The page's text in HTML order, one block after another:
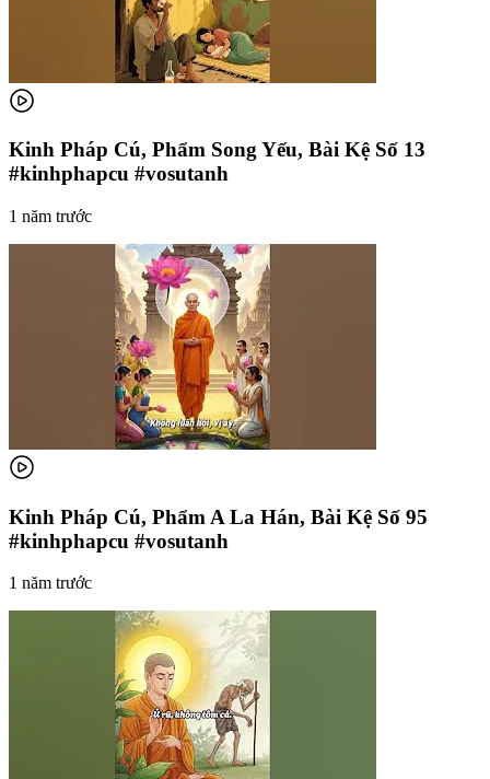
Kinh Pháp Cú, Phẩm Song Yếu, Bài Kệ Số 13
#kinhphapcu #vosutanh
1 năm trước
Kinh Pháp Cú, Phẩm A La Hán, Bài Kệ Số 95
#kinhphapcu #vosutanh
1 năm trước